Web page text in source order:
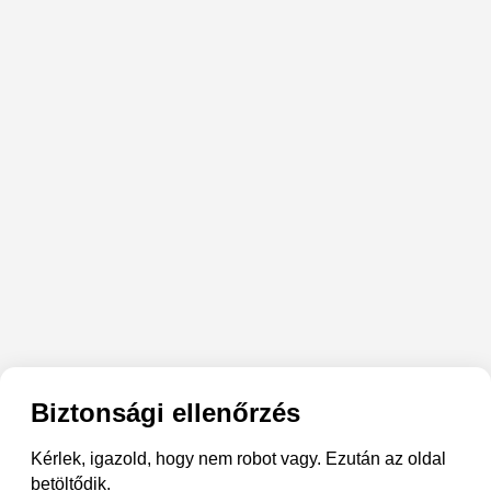
Biztonsági ellenőrzés
Kérlek, igazold, hogy nem robot vagy. Ezután az oldal
betöltődik.